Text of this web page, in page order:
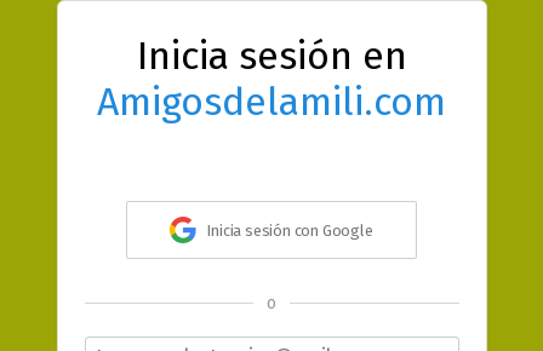
Inicia sesión en
Amigosdelamili.com
Inicia sesión con Google
o